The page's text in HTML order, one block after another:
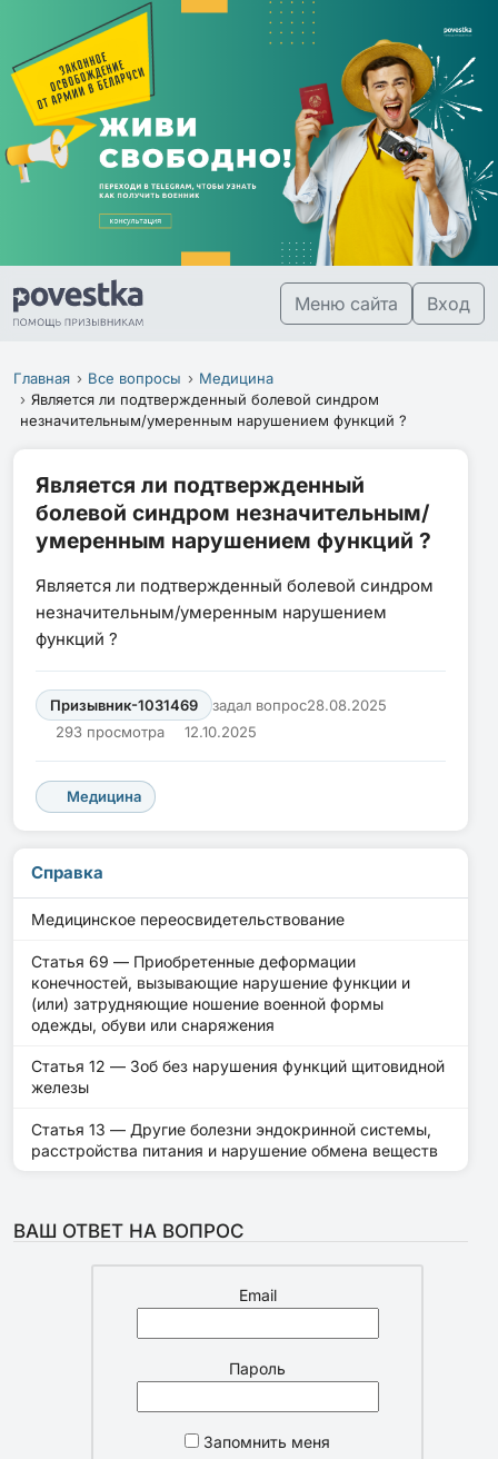
Меню сайта Вход
Главная Все вопросы
Медицина
Является ли подтвержденный болевой синдром
незначительным/умеренным нарушением функций ?
Является ли подтвержденный
болевой синдром незначительным/
умеренным нарушением функций ?
Является ли подтвержденный болевой синдром
незначительным/умеренным нарушением
функций ?
Призывник-1031469 задал вопрос28.08.2025
293 просмотра
12.10.2025
Медицина
Справка
Медицинское переосвидетельствование
Статья 69 — Приобретенные деформации
конечностей, вызывающие нарушение функции и
(или) затрудняющие ношение военной формы
одежды, обуви или снаряжения
Статья 12 — Зоб без нарушения функций щитовидной
железы
Статья 13 — Другие болезни эндокринной системы,
расстройства питания и нарушение обмена веществ
ВАШ ОТВЕТ НА ВОПРОС
Email
Пароль
Запомнить меня